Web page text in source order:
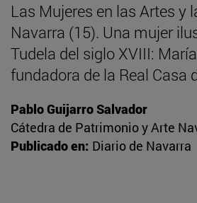
Las Mujeres en las Artes y
Navarra (15). Una mujer
Tudela del siglo XVIII:
fundadora de la Real Casa
Pablo Guijarro Salvador
Cátedra de Patrimonio y Arte
Publicado en: Diario de Navarra